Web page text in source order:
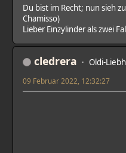
Du bist im Recht; nun sieh
Chamisso)
Lieber Einzylinder als zwei
cledrera Oldi-
09 Februar 2022, 12:32:27